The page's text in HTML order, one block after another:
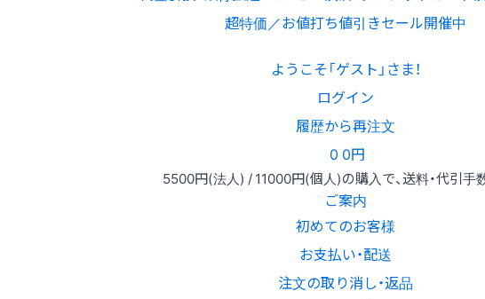
超特価／お値打ち値引きセール開催中
ようこそ「ゲスト」さま！
ログイン
履歴から再注文
0 0円
5500円(法人) /11000円(個人)の購入で、送料・代引手
ご案内
初めてのお客様
お支払い・配送
注文の取り消し・返品